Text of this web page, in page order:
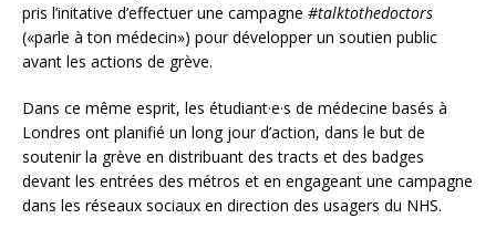
pris l’initative d’effectuer une campagne #talktothedoctors
(«parle à ton médecin») pour développer un soutien public
avant les actions de grève.
Dans ce même esprit, les étudiant·e·s de médecine basés à
Londres ont planifié un long jour d’action, dans le but de
soutenir la grève en distribuant des tracts et des badges
devant les entrées des métros et en engageant une campagne
dans les réseaux sociaux en direction des usagers du NHS.